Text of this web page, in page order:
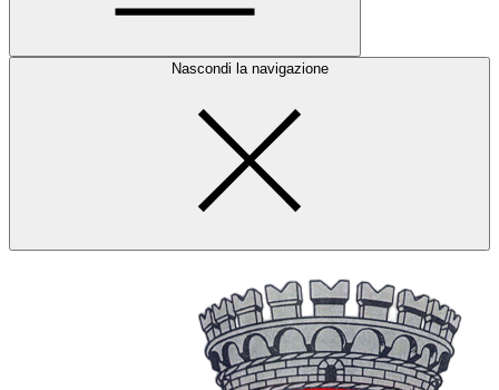
Nascondi la navigazione